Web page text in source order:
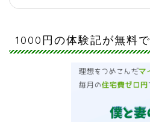
1000円の体験記が無料